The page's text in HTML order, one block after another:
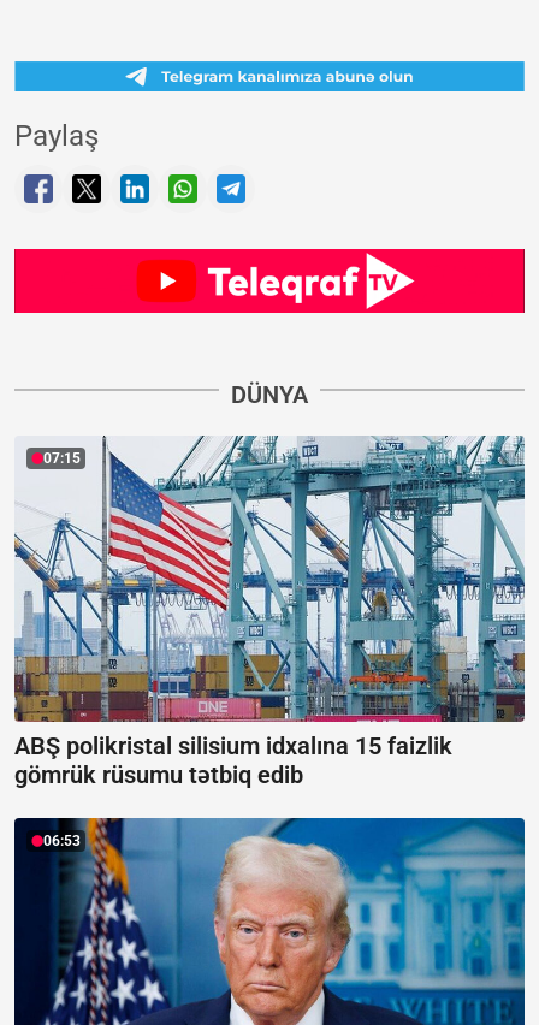
Paylaş
DÜNYA
07:15
ABŞ polikristal silisium idxalına 15 faizlik
gömrük rüsumu tətbiq edib
06:53